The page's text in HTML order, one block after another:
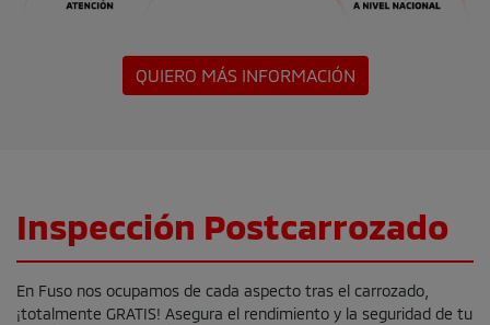
QUIERO MÁS INFORMACIÓN
Inspección Postcarrozado
En Fuso nos ocupamos de cada aspecto tras el carrozado,
¡totalmente GRATIS! Asegura el rendimiento y la seguridad de tu